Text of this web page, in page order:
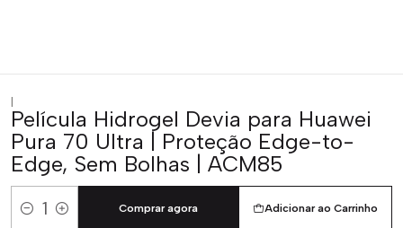
|
Película Hidrogel Devia para Huawei
Pura 70 Ultra | Proteção Edge-to-
Edge, Sem Bolhas | ACM85
Quantidade
Adicionar ao Carrinho
Comprar agora